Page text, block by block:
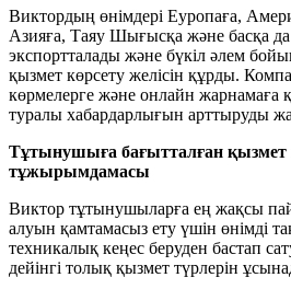
Виктордың өнімдері Еуропаға,
Азияға, Таяу Шығысқа және басқа да
экспортталады және бүкіл әлем
қызмет көрсету желісін құрды.
көрмелерге және онлайн жарнамаға
туралы хабардарлығын арттыруды
Тұтынушыға бағытталған қызмет
тұжырымдамасы
Виктор тұтынушыларға ең жақсы
алуын қамтамасыз ету үшін өнімді
техникалық кеңес беруден бастап
дейінгі толық қызмет түрлерін